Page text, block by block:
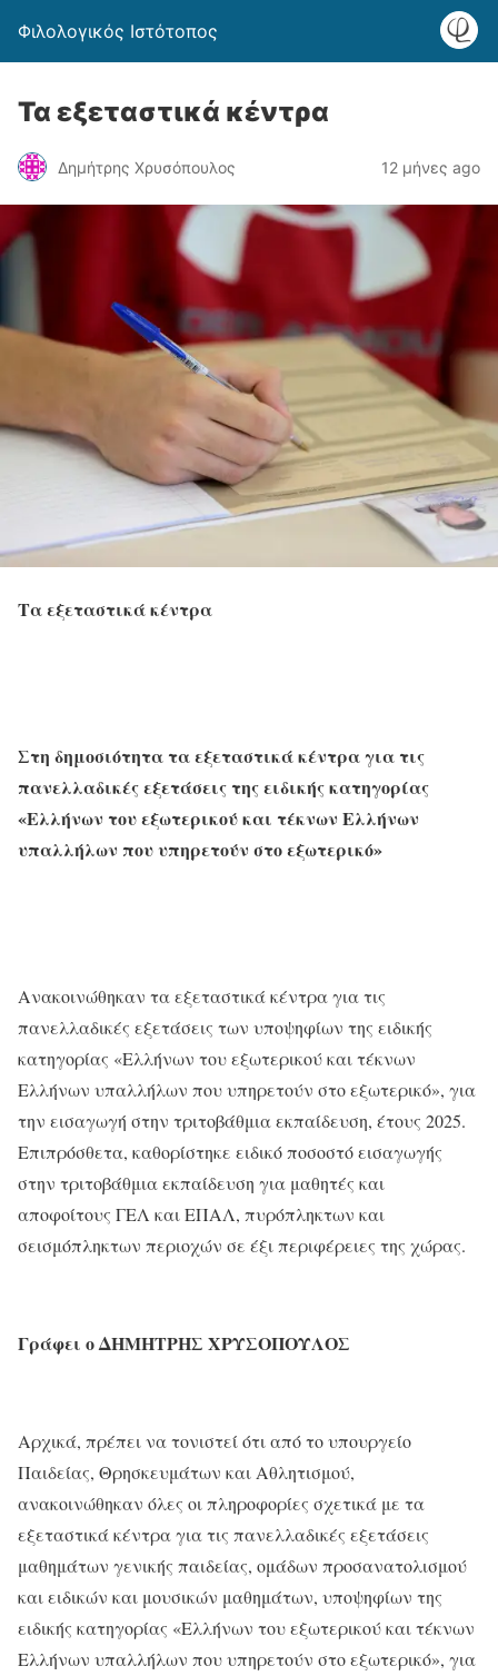
Φιλολογικός Ιστότοπος
Τα εξεταστικά κέντρα
Δημήτρης Χρυσόπουλος 12 μήνες ago
Τα εξεταστικά κέντρα
Στη δημοσιότητα τα εξεταστικά κέντρα για τις
πανελλαδικές εξετάσεις της ειδικής κατηγορίας
«Ελλήνων του εξωτερικού και τέκνων Ελλήνων
υπαλλήλων που υπηρετούν στο εξωτερικό»
Ανακοινώθηκαν τα εξεταστικά κέντρα για τις
πανελλαδικές εξετάσεις των υποψηφίων της ειδικής
κατηγορίας «Ελλήνων του εξωτερικού και τέκνων
Ελλήνων υπαλλήλων που υπηρετούν στο εξωτερικό», για
την εισαγωγή στην τριτοβάθμια εκπαίδευση, έτους 2025.
Επιπρόσθετα, καθορίστηκε ειδικό ποσοστό εισαγωγής
στην τριτοβάθμια εκπαίδευση για μαθητές και
αποφοίτους ΓΕΛ και ΕΠΑΛ, πυρόπληκτων και
σεισμόπληκτων περιοχών σε έξι περιφέρειες της χώρας.
Γράφει ο ΔΗΜΗΤΡΗΣ ΧΡΥΣΟΠΟΥΛΟΣ
Αρχικά, πρέπει να τονιστεί ότι από το υπουργείο
Παιδείας, Θρησκευμάτων και Αθλητισμού,
ανακοινώθηκαν όλες οι πληροφορίες σχετικά με τα
εξεταστικά κέντρα για τις πανελλαδικές εξετάσεις
μαθημάτων γενικής παιδείας, ομάδων προσανατολισμού
και ειδικών και μουσικών μαθημάτων, υποψηφίων της
ειδικής κατηγορίας «Ελλήνων του εξωτερικού και τέκνων
Ελλήνων υπαλλήλων που υπηρετούν στο εξωτερικό», για